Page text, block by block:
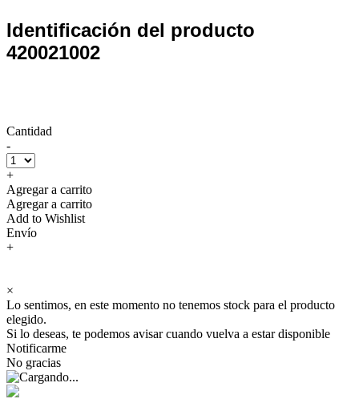
Identificación del producto
420021002
Cantidad
-
+
Agregar a carrito
Agregar a carrito
Add to Wishlist
Envío
+
×
Lo sentimos, en este momento no tenemos stock para el producto
elegido.
Si lo deseas, te podemos avisar cuando vuelva a estar disponible
Notificarme
No gracias